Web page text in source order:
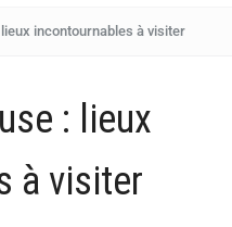
incontournables à visiter
: lieux
à visiter